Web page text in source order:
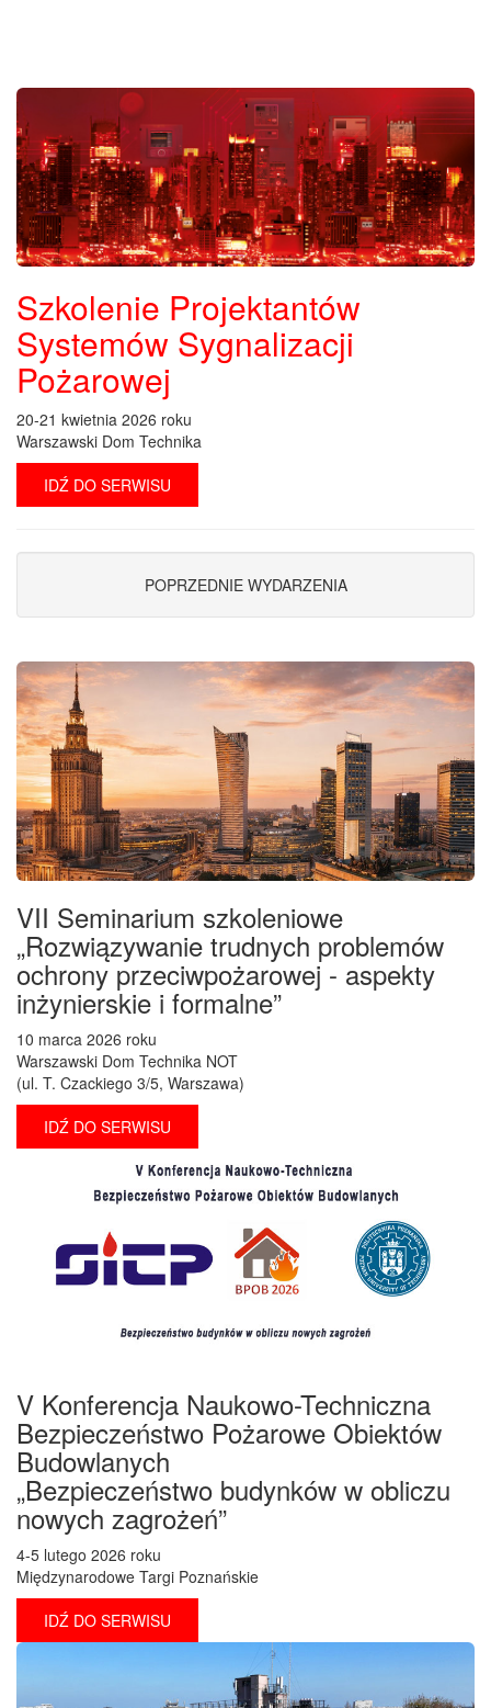
Szkolenie Projektantów
Systemów Sygnalizacji
Pożarowej
20-21 kwietnia 2026 roku
Warszawski Dom Technika
IDŹ DO SERWISU
POPRZEDNIE WYDARZENIA
VII Seminarium szkoleniowe
„Rozwiązywanie trudnych problemów
ochrony przeciwpożarowej - aspekty
inżynierskie i formalne”
10 marca 2026 roku
Warszawski Dom Technika NOT
(ul. T. Czackiego 3/5, Warszawa)
IDŹ DO SERWISU
V Konferencja Naukowo-Techniczna
Bezpieczeństwo Pożarowe Obiektów
Budowlanych
„Bezpieczeństwo budynków w obliczu
nowych zagrożeń”
4-5 lutego 2026 roku
Międzynarodowe Targi Poznańskie
IDŹ DO SERWISU